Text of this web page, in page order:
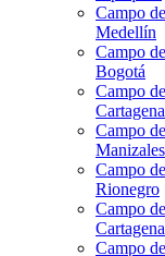
Campo
Medellín
Campo
Bogotá
Campo
Cartagena
Campo
Manizales
Campo
Rionegro
Campo
Cartagena
Campo